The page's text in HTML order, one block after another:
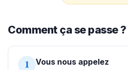
Comment ça se passe ?
1 Vous nous appelez